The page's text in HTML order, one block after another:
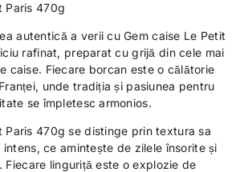
Paris 470g
autentică a verii cu Gem caise Le Petit
rafinat, preparat cu grijă din cele mai
caise. Fiecare borcan este o călătorie
unde tradiția și pasiunea pentru
se împletesc armonios.
Paris 470g se distinge prin textura sa
ce amintește de zilele însorite și
Fiecare linguriță este o explozie de